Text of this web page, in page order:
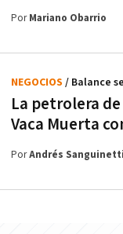
PorMariano Obarrio
La petrolera
Vaca Muerta
NEGOCIOS / Balance
PorAndrés Sanguinetti